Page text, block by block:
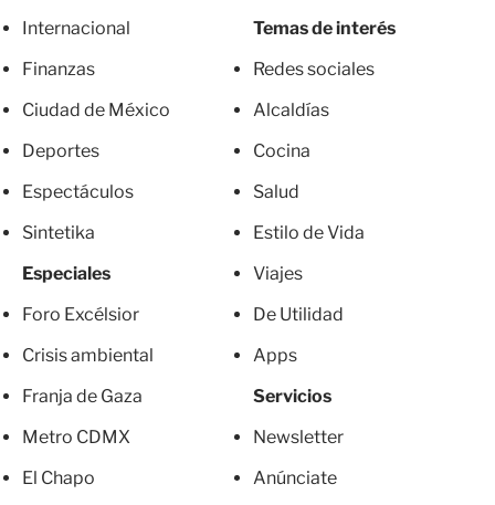
Internacional
Finanzas
Ciudad de México
Deportes
Espectáculos
Sintetika
Especiales
Foro Excélsior
Crisis ambiental
Franja de Gaza
Metro CDMX
El Chapo
Temas de interés
Redes sociales
Alcaldías
Cocina
Salud
Estilo de Vida
Viajes
De Utilidad
Apps
Servicios
Newsletter
Anúnciate